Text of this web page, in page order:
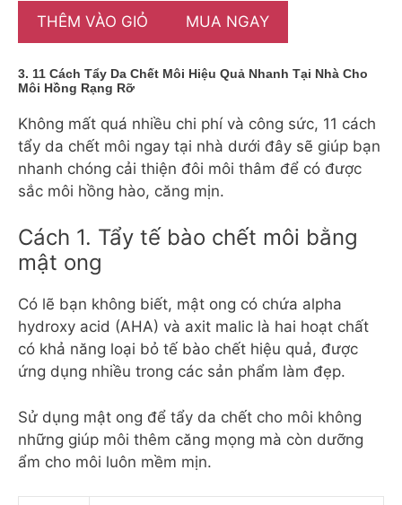
THÊM VÀO GIỎ MUA NGAY
3. 11 Cách Tẩy Da Chết Môi Hiệu Quả Nhanh Tại Nhà Cho
Môi Hồng Rạng Rỡ
Không mất quá nhiều chi phí và công sức, 11 cách
tẩy da chết môi ngay tại nhà dưới đây sẽ giúp bạn
nhanh chóng cải thiện đôi môi thâm để có được
sắc môi hồng hào, căng mịn.
Cách 1. Tẩy tế bào chết môi bằng
mật ong
Có lẽ bạn không biết, mật ong có chứa alpha
hydroxy acid (AHA) và axit malic là hai hoạt chất
có khả năng loại bỏ tế bào chết hiệu quả, được
ứng dụng nhiều trong các sản phẩm làm đẹp.
Sử dụng mật ong để tẩy da chết cho môi không
những giúp môi thêm căng mọng mà còn dưỡng
ẩm cho môi luôn mềm mịn.